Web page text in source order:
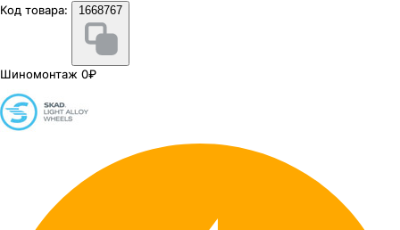
Код товара: 1668767
Шиномонтаж 0₽